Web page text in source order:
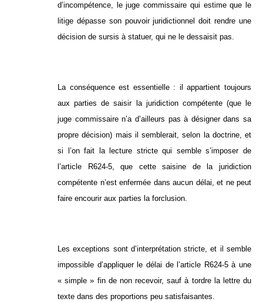
d’incompétence, le juge commissaire qui estime que le
litige dépasse son pouvoir juridictionnel doit rendre une
décision de sursis à statuer, qui ne le dessaisit pas.
La conséquence est essentielle : il appartient toujours
aux parties de saisir la juridiction compétente (que le
juge commissaire n’a d’ailleurs pas à désigner dans sa
propre décision) mais il semblerait, selon la doctrine, et
si l’on fait la lecture stricte qui semble s’imposer de
l’article R624-5, que cette saisine de la juridiction
compétente n’est enfermée dans aucun délai, et ne peut
faire encourir aux parties la forclusion.
Les exceptions sont d’interprétation stricte, et il semble
impossible d’appliquer le délai de l’article R624-5 à une
« simple » fin de non recevoir, sauf à tordre la lettre du
texte dans des proportions peu satisfaisantes.